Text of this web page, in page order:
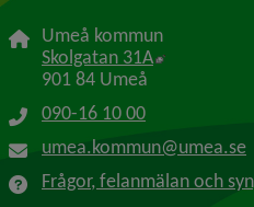
Umeå kommun
Skolgatan 31A Länk till
901 84 Umeå
090-16 10 00
umea.kommun@umea.se
Frågor, felanmälan och